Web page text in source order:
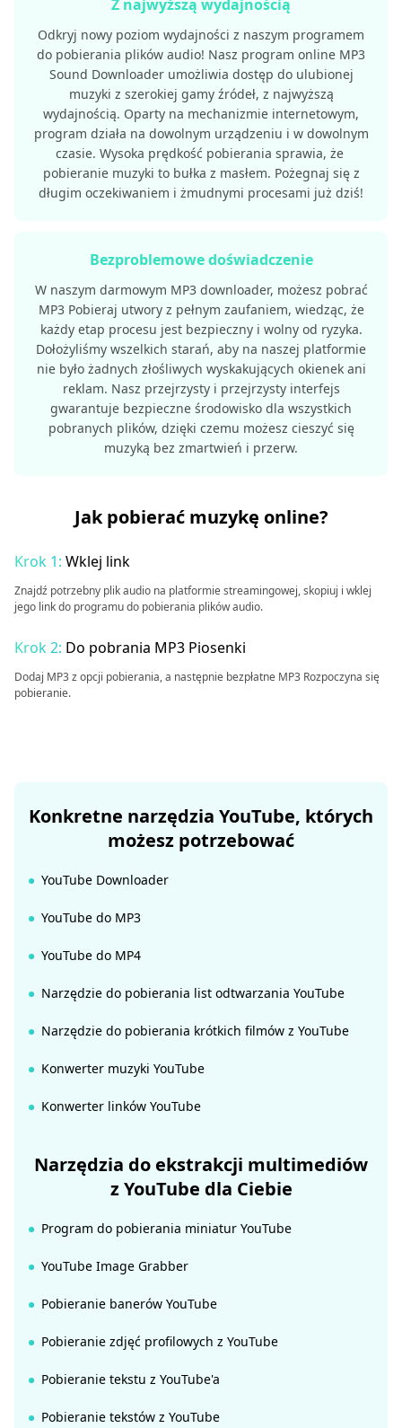
Z najwyższą wydajnością
Odkryj nowy poziom wydajności z naszym programem
do pobierania plików audio! Nasz program online MP3
Sound Downloader umożliwia dostęp do ulubionej
muzyki z szerokiej gamy źródeł, z najwyższą
wydajnością. Oparty na mechanizmie internetowym,
program działa na dowolnym urządzeniu i w dowolnym
czasie. Wysoka prędkość pobierania sprawia, że ​​
pobieranie muzyki to bułka z masłem. Pożegnaj się z
długim oczekiwaniem i żmudnymi procesami już dziś!
Bezproblemowe doświadczenie
W naszym darmowym MP3 downloader, możesz pobrać
MP3 Pobieraj utwory z pełnym zaufaniem, wiedząc, że
każdy etap procesu jest bezpieczny i wolny od ryzyka.
Dołożyliśmy wszelkich starań, aby na naszej platformie
nie było żadnych złośliwych wyskakujących okienek ani
reklam. Nasz przejrzysty i przejrzysty interfejs
gwarantuje bezpieczne środowisko dla wszystkich
pobranych plików, dzięki czemu możesz cieszyć się
muzyką bez zmartwień i przerw.
Jak pobierać muzykę online?
Krok 1: Wklej link
Znajdź potrzebny plik audio na platformie streamingowej, skopiuj i wklej
jego link do programu do pobierania plików audio.
Krok 2: Do pobrania MP3 Piosenki
Dodaj MP3 z opcji pobierania, a następnie bezpłatne MP3 Rozpoczyna się
pobieranie.
Konkretne narzędzia YouTube, których
możesz potrzebować
YouTube Downloader
YouTube do MP3
YouTube do MP4
Narzędzie do pobierania list odtwarzania YouTube
Narzędzie do pobierania krótkich filmów z YouTube
Konwerter muzyki YouTube
Konwerter linków YouTube
Narzędzia do ekstrakcji multimediów
z YouTube dla Ciebie
Program do pobierania miniatur YouTube
YouTube Image Grabber
Pobieranie banerów YouTube
Pobieranie zdjęć profilowych z YouTube
Pobieranie tekstu z YouTube'a
Pobieranie tekstów z YouTube